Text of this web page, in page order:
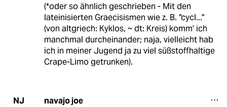
(*oder so ähnlich geschrieben - Mit den
lateinisierten Graecisismen wie z. B. "cycl..."
(von altgriech: Kyklos, ~ dt: Kreis) komm' ich
manchmal durcheinander; naja, vielleicht hab
ich in meiner Jugend ja zu viel süßstoffhaltige
Crape-Limo getrunken).
NJ navajo joe